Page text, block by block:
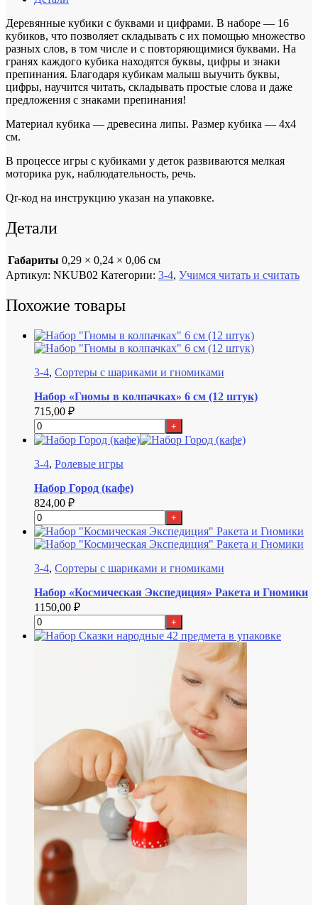
Деревянные кубики с буквами и цифрами. В наборе — 16
кубиков, что позволяет складывать с их помощью множество
разных слов, в том числе и с повторяющимися буквами. На
гранях каждого кубика находятся буквы, цифры и знаки
препинания. Благодаря кубикам малыш выучить буквы,
цифры, научится читать, складывать простые слова и даже
предложения с знаками препинания!
Материал кубика — древесина липы. Размер кубика — 4х4
см.
В процессе игры с кубиками у деток развиваются мелкая
моторика рук, наблюдательность, речь.
Qr-код на инструкцию указан на упаковке.
Детали
Габариты 0,29 × 0,24 × 0,06 см
Артикул: NKUB02 Категории: 3-4, Учимся читать и считать
Похожие товары
3-4, Сортеры с шариками и гномиками
Набор «Гномы в колпачках» 6 см (12 штук)
715,00 ₽
+
3-4, Ролевые игры
Набор Город (кафе)
824,00 ₽
+
3-4, Сортеры с шариками и гномиками
Набор «Космическая Экспедиция» Ракета и Гномики
1150,00 ₽
+